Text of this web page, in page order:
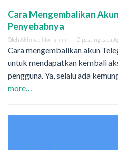
Cara Mengembalikan
Penyebabnya
Oleh Akhmad Norrahim Diposting pada
Cara mengembalikan akun
untuk mendapatkan kembali
pengguna. Ya, selalu ada
more…